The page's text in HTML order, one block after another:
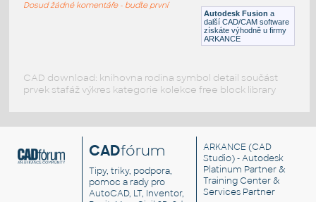
1752 MAX9744
Autodesk Fusion a
další CAD/CAM software
získáte výhodně u firmy
ARKANCE
Dosud žádné komentáře - buďte první
CAD download: knihovna rodina symbol detail součást
prvek stafáž výkres kategorie kolekce free block library
CADfórum
Tipy, triky, podpora,
pomoc a rady pro
AutoCAD, LT, Inventor,
ARKANCE (CAD
Studio) - Autodesk
Platinum Partner &
Training Center &
Services Partner